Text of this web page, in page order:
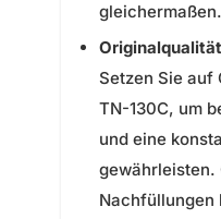
gleichermaßen.
Setzen Sie auf
TN-130C, um
und eine
gewährleisten.
Nachfüllungen